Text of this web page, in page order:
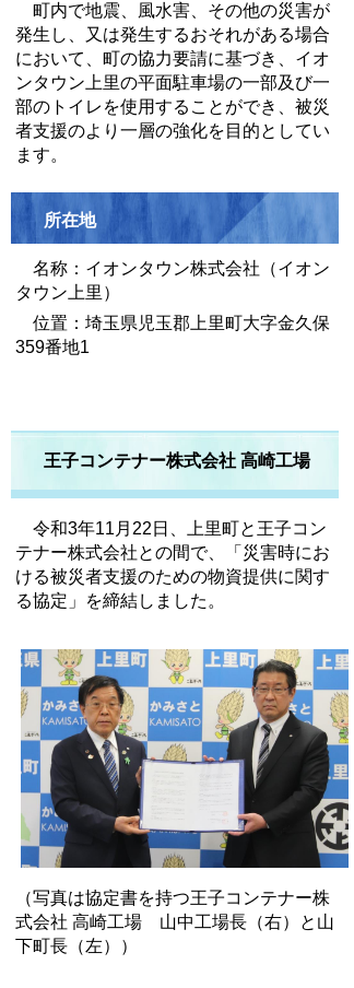
町内で地震、風水害、その他の災害が
発生し、又は発生するおそれがある場合
において、町の協力要請に基づき、イオ
ンタウン上里の平面駐車場の一部及び一
部のトイレを使用することができ、被災
者支援のより一層の強化を目的としてい
ます。
所在地
名称：イオンタウン株式会社（イオン
タウン上里）
位置：埼玉県児玉郡上里町大字金久保
359番地1
王子コンテナー株式会社 高崎工場
令和3年11月22日、上里町と王子コン
テナー株式会社との間で、「災害時にお
ける被災者支援のための物資提供に関す
る協定」を締結しました。
（写真は協定書を持つ王子コンテナー株
式会社 高崎工場 山中工場長（右）と山
下町長（左））